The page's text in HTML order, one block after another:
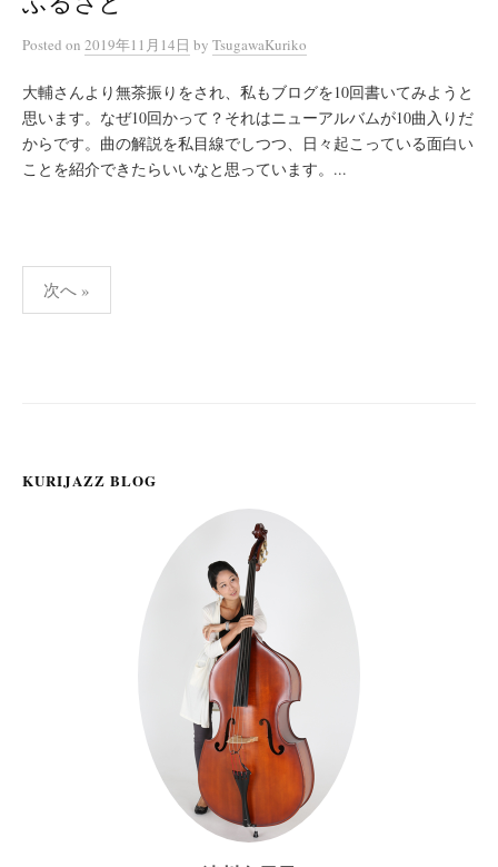
Posted on 2019年11月14日 by TsugawaKuriko
大輔さんより無茶振りをされ、私もブログを10回書いてみようと
思います。なぜ10回かって？それはニューアルバムが10曲入りだ
からです。曲の解説を私目線でしつつ、日々起こっている面白い
ことを紹介できたらいいなと思っています。...
投
稿
シ
次へ »
KURIJAZZ BLOG